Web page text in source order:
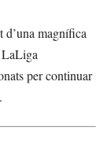
d’una magnífica
LaLiga
per continuar